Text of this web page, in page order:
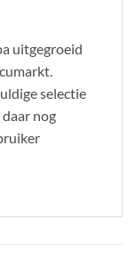
uitgegroeid
selectie
nog